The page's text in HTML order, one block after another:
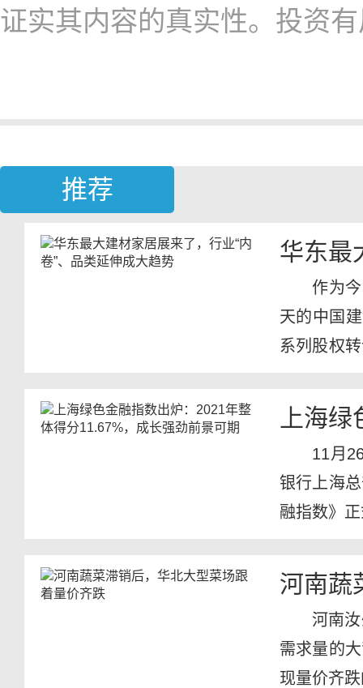
证实其内容的真实性。投资
推荐
华东最
作为
天的中国
系列股权
上海
11月
银行上海
融指数》
河南蔬
河南
需求量的
现量价齐